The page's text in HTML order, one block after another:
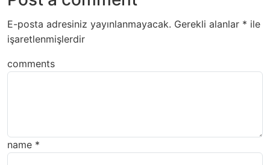
E-posta adresiniz yayınlanmayacak. Gerekli alanlar * ile
işaretlenmişlerdir
comments
name *